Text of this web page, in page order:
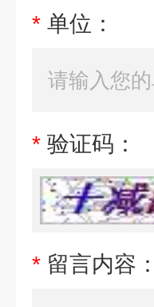
* 单位：
* 验证码：
* 留言内容：